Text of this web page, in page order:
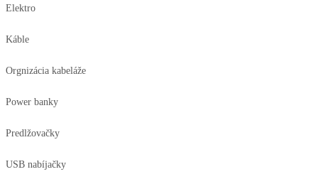
Elektro
Káble
Orgnizácia kabeláže
Power banky
Predlžovačky
USB nabíjačky